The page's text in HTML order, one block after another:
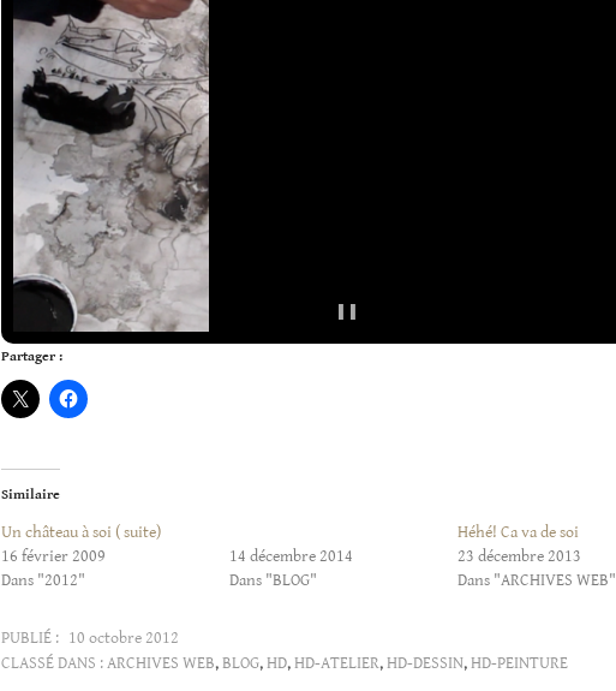
Partager :
Similaire
Un château à soi ( suite)
16 février 2009
Dans "2012"
14 décembre 2014
Dans "BLOG"
Héhé! Ca va de soi
23 décembre 2013
Dans "ARCHIVES WEB"
PUBLIÉ : 10 octobre 2012
CLASSÉ DANS :ARCHIVES WEB,BLOG,HD,HD-ATELIER,HD-DESSIN,HD-PEINTURE